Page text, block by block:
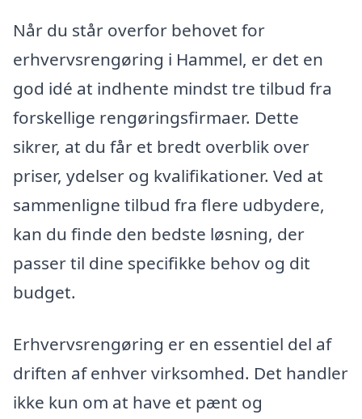
Når du står overfor behovet for
erhvervsrengøring i Hammel, er det en
god idé at indhente mindst tre tilbud fra
forskellige rengøringsfirmaer. Dette
sikrer, at du får et bredt overblik over
priser, ydelser og kvalifikationer. Ved at
sammenligne tilbud fra flere udbydere,
kan du finde den bedste løsning, der
passer til dine specifikke behov og dit
budget.
Erhvervsrengøring er en essentiel del af
driften af enhver virksomhed. Det handler
ikke kun om at have et pænt og